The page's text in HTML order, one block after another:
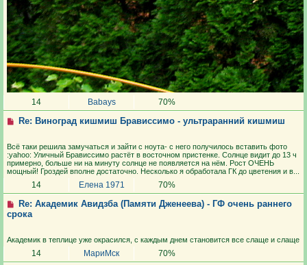
14 Babays 70%
Re: Виноград кишмиш Брависсимо - ультраранний кишмиш
Всё таки решила замучаться и зайти с ноута- с него получилось вставить фото
:yahoo: Уличный Брависсимо растёт в восточном пристенке. Солнце видит до 13 ч
примерно, больше ни на минуту солнце не появляется на нём. Рост ОЧЕНЬ
мощный! Гроздей вполне достаточно. Несколько я обработала ГК до цветения и в...
14 Елена 1971 70%
Re: Академик Авидзба (Памяти Дженеева) - ГФ очень раннего
срока
Академик в теплице уже окрасился, с каждым днем становится все слаще и слаще
14 МариМск 70%